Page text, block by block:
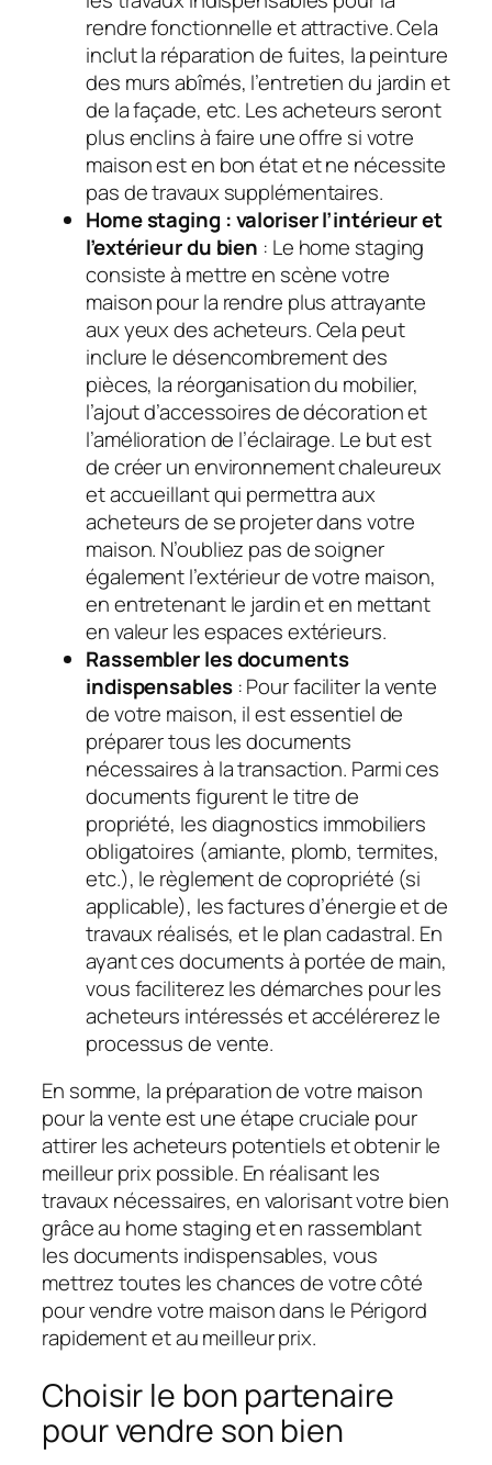
rendre fonctionnelle et attractive. Cela
inclut la réparation de fuites, la peinture
des murs abîmés, l’entretien du jardin et
de la façade, etc. Les acheteurs seront
plus enclins à faire une offre si votre
maison est en bon état et ne nécessite
pas de travaux supplémentaires.
Home staging : valoriser l’intérieur et
l’extérieur du bien : Le home staging
consiste à mettre en scène votre
maison pour la rendre plus attrayante
aux yeux des acheteurs. Cela peut
inclure le désencombrement des
pièces, la réorganisation du mobilier,
l’ajout d’accessoires de décoration et
l’amélioration de l’éclairage. Le but est
de créer un environnement chaleureux
et accueillant qui permettra aux
acheteurs de se projeter dans votre
maison. N’oubliez pas de soigner
également l’extérieur de votre maison,
en entretenant le jardin et en mettant
en valeur les espaces extérieurs.
Rassembler les documents
indispensables: Pour faciliter la vente
de votre maison, il est essentiel de
préparer tous les documents
nécessaires à la transaction. Parmi ces
documents figurent le titre de
propriété, les diagnostics immobiliers
obligatoires (amiante, plomb, termites,
etc.), le règlement de copropriété (si
applicable), les factures d’énergie et de
travaux réalisés, et le plan cadastral. En
ayant ces documents à portée de main,
vous faciliterez les démarches pour les
acheteurs intéressés et accélérerez le
processus de vente.
En somme, la préparation de votre maison
pour la vente est une étape cruciale pour
attirer les acheteurs potentiels et obtenir le
meilleur prix possible. En réalisant les
travaux nécessaires, en valorisant votre bien
grâce au home staging et en rassemblant
les documents indispensables, vous
mettrez toutes les chances de votre côté
pour vendre votre maison dans le Périgord
rapidement et au meilleur prix.
Choisir le bon partenaire
pour vendre son bien